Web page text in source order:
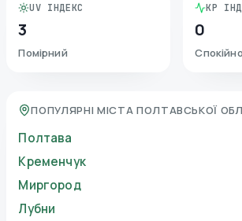
UV ІНДЕКС
3
Помірний
KP
0
Спокійно
ПОПУЛЯРНІ МІСТА ПОЛТАВСЬКОЇ
Полтава
Кременчук
Миргород
Лубни